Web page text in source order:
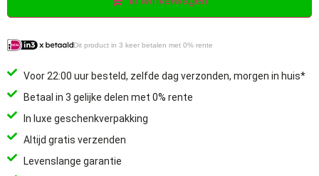
Dit product in 3 keer betalen met 0% rente
Voor 22:00 uur besteld, zelfde dag verzonden, morgen in huis*
Betaal in 3 gelijke delen met 0% rente
In luxe geschenkverpakking
Altijd gratis verzenden
Levenslange garantie